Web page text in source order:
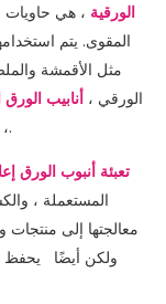
الورقية ، هي
المقوى. يتم
مثل الأقمشة
الورقي ، أنابيب الورق
، مما يجعلها بديلاً صديقًا للبيئة في العبوة البلاستيكية.
تعبئة أنبوب الورق
المستعملة ،
معالجتها إلى منتجات
ولكن أيضًا
يحفظ